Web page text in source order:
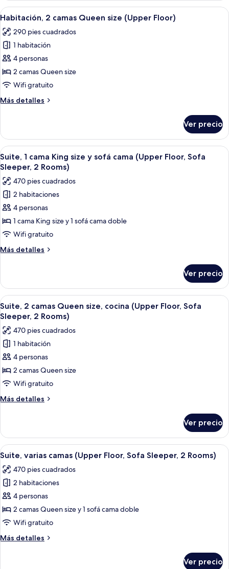
cama,
cocina
(Upper
Floor)
cama
Queen
y
sofá
cama,
cocina
(Upper
Floor)
Abrir
todas
las
fotos
de
Habitación,
2
Queen
Floor)
Habitación de hotel con dos camas,
4
Habitación, 2 camas Queen size (Upper Floor)
290 pies cuadrados
1 habitación
4 personas
2 camas Queen size
Wifi gratuito
Más detalles
Más
2
camas
Queen
size
(Upper
Floor)
Ver precio
Abrir
todas
las
fotos
de
Suite,
1
cama
King
size
sofá
cama
(Upper
Floor,
Sofa
Sleeper,
2
Rooms)
Habitación de hotel con sofá, una
6
Suite, 1 cama King size y sofá cama (Upper Floor, Sofa
Sleeper, 2 Rooms)
470 pies cuadrados
2 habitaciones
4 personas
1 cama King size y 1 sofá cama doble
Wifi gratuito
Más detalles
Más
1
cama
King
size
sofá
cama
(Upper
Floor,
Sofa
Rooms)
Ver precio
Abrir
todas
las
fotos
de
Suite,
2
camas
Queen
size,
(Upper
Floor,
Sofa
Sleeper,
2
Rooms)
Habitación de hotel con sofá, mesa
6
Suite, 2 camas Queen size, cocina (Upper Floor, Sofa
Sleeper, 2 Rooms)
470 pies cuadrados
1 habitación
4 personas
2 camas Queen size
Wifi gratuito
Más detalles
Más
2
camas
Queen
cocina
(Upper
Floor,
Sofa
Sleeper,
2
Rooms)
Ver precio
Abrir
todas
las
fotos
de
Suite,
varias
(Upper
Habitación de hotel con televisión
6
Suite, varias camas (Upper Floor, Sofa Sleeper, 2 Rooms)
470 pies cuadrados
2 habitaciones
4 personas
2 camas Queen size y 1 sofá cama doble
Wifi gratuito
Más detalles
Más
Ver precio